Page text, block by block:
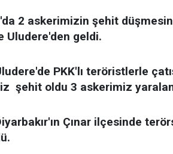
2 askerimizin şehit
Uludere'den geldi.
PKK'lı teröristlerle
şehit oldu 3 askerimiz
Çınar ilçesinde